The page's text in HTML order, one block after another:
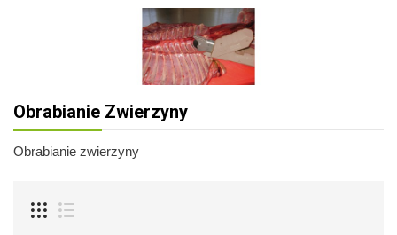
Obrabianie Zwierzyny
Obrabianie zwierzyny